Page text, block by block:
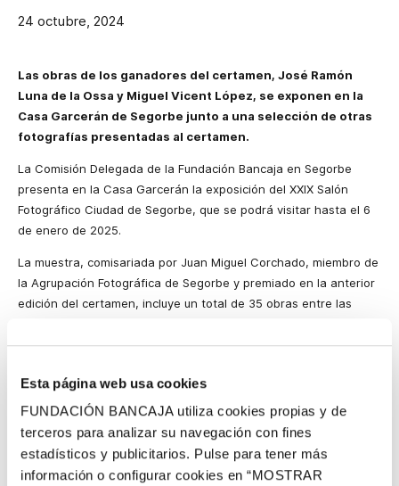
Esta página web usa cookies
FUNDACIÓN BANCAJA utiliza cookies propias y de
terceros para analizar su navegación con fines
estadísticos y publicitarios. Pulse para tener más
información o configurar cookies en “MOSTRAR
24 octubre, 2024
Las obras de los ganadores del certamen, José Ramón
Luna de la Ossa y Miguel Vicent López, se exponen en la
Casa Garcerán de Segorbe junto a una selección de otras
fotografías presentadas al certamen.
La Comisión Delegada de la Fundación Bancaja en Segorbe
presenta en la Casa Garcerán la exposición del XXIX Salón
Fotográfico Ciudad de Segorbe, que se podrá visitar hasta el 6
de enero de 2025.
La muestra, comisariada por Juan Miguel Corchado, miembro de
la Agrupación Fotográfica de Segorbe y premiado en la anterior
edición del certamen, incluye un total de 35 obras entre las
estos premios. De esta selección, 25 son de temática libre y 10
Segorbe han sido José Ramón Luna de la Ossa, en la sección de
temática libre, por su obraComo al principio; y Miguel Vicent
López, en la sección dedicada a las obras que tienen por tema
aspectos de las comarcas del Alto Palancia o del Alto Mijares,